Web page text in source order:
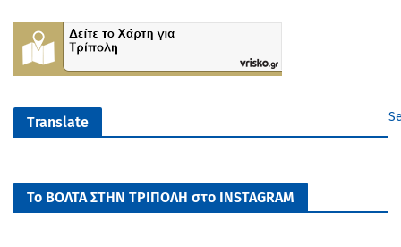
Translate
Το ΒΟΛΤΑ ΣΤΗΝ ΤΡΙΠΟΛΗ στο INSTAGRAM